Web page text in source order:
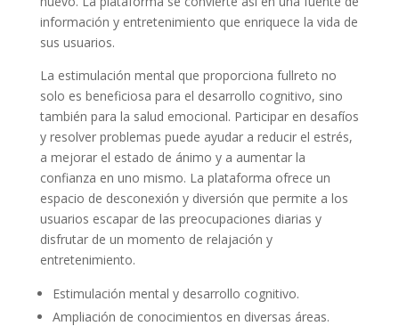
información y entretenimiento que enriquece la vida de
sus usuarios.
La estimulación mental que proporciona fullreto no
solo es beneficiosa para el desarrollo cognitivo, sino
también para la salud emocional. Participar en desafíos
y resolver problemas puede ayudar a reducir el estrés,
a mejorar el estado de ánimo y a aumentar la
confianza en uno mismo. La plataforma ofrece un
espacio de desconexión y diversión que permite a los
usuarios escapar de las preocupaciones diarias y
disfrutar de un momento de relajación y
entretenimiento.
Estimulación mental y desarrollo cognitivo.
Ampliación de conocimientos en diversas áreas.